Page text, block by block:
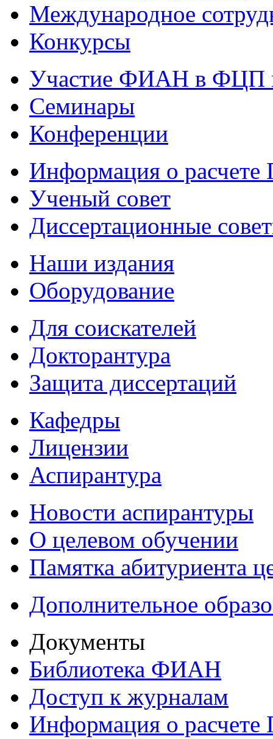
Международное
Конкурсы
Участие ФИАН в ФЦП
Семинары
Конференции
Информация о
Ученый совет
Диссертационные
Наши издания
Оборудование
Для соискателей
Докторантура
Защита диссертаций
Кафедры
Лицензии
Аспирантура
Новости аспирантуры
О целевом обучении
Памятка абитуриента
Дополнительное
Документы
Библиотека ФИАН
Доступ к журналам
Информация о